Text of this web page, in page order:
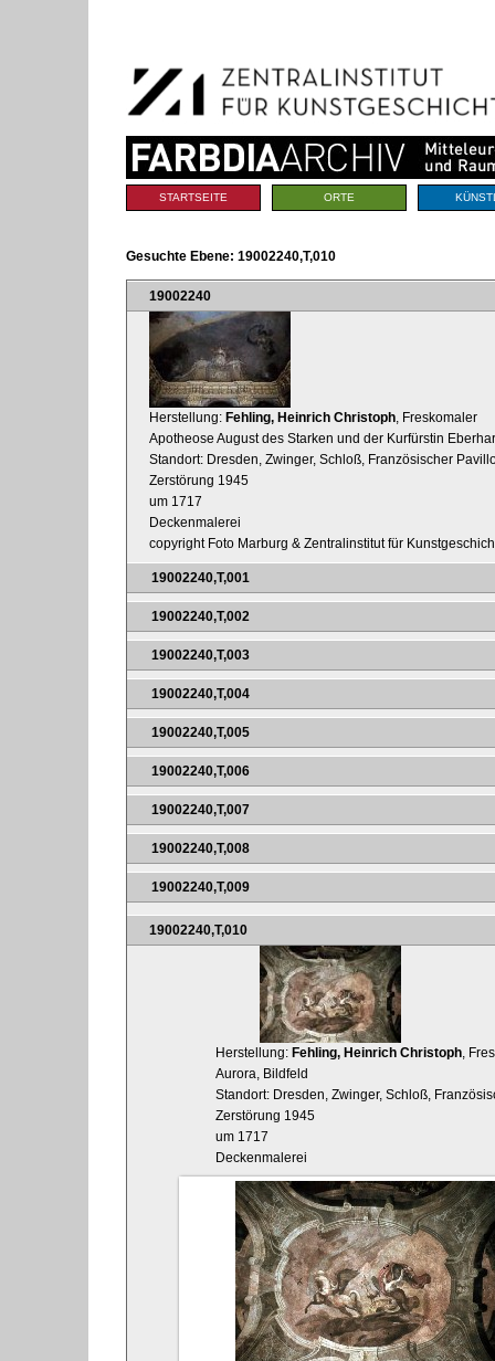
Navigation
Sektionen
STARTSEITE ORTE
Gesuchte Ebene: 19002240,T,010
19002240
Herstellung: Fehling, Heinrich Christoph , Freskomaler
Apotheose August des Starken und der Kurfürstin
Standort: Dresden, Zwinger, Schloß, Französischer
Zerstörung 1945
um 1717
Deckenmalerei
copyright Foto Marburg & Zentralinstitut für
19002240,T,001
19002240,T,002
19002240,T,003
19002240,T,004
19002240,T,005
19002240,T,006
19002240,T,007
19002240,T,008
19002240,T,009
19002240,T,010
Herstellung: Fehling, Heinrich Christoph,
Aurora, Bildfeld
Standort: Dresden, Zwinger, Schloß,
Zerstörung 1945
um 1717
Deckenmalerei